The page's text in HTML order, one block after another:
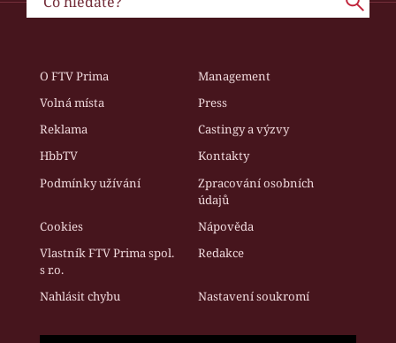
O FTV Prima
Management
Volná místa
Press
Reklama
Castingy a výzvy
HbbTV
Kontakty
Podmínky užívání
Zpracování osobních
údajů
Cookies
Nápověda
Vlastník FTV Prima spol.
s r.o.
Redakce
Nahlásit chybu Nastavení soukromí